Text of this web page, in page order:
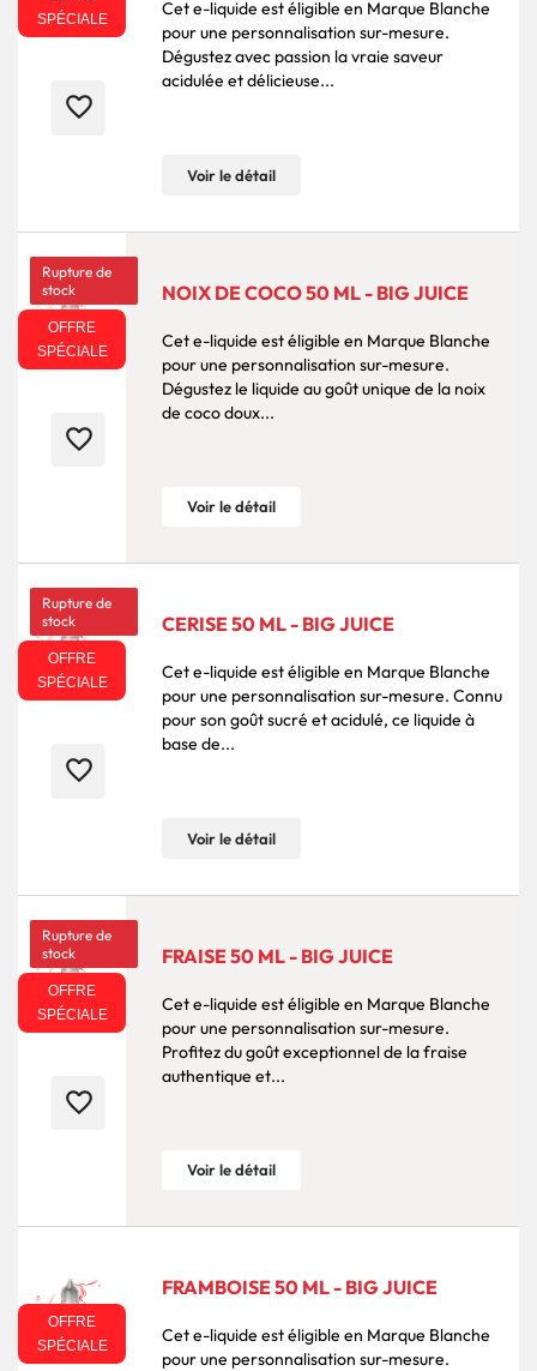
SPÉCIALE
favorite_border
Cet e-liquide est éligible en Marque Blanche
pour une personnalisation sur-mesure.
Dégustez avec passion la vraie saveur
acidulée et délicieuse...
Voir le détail
OFFRE
SPÉCIALE
Rupture de
stock
favorite_border
NOIX DE COCO 50 ML - BIG JUICE
Cet e-liquide est éligible en Marque Blanche
pour une personnalisation sur-mesure.
Dégustez le liquide au goût unique de la noix
de coco doux...
Voir le détail
OFFRE
SPÉCIALE
Rupture de
stock
favorite_border
CERISE 50 ML - BIG JUICE
Cet e-liquide est éligible en Marque Blanche
pour une personnalisation sur-mesure. Connu
pour son goût sucré et acidulé, ce liquide à
base de...
Voir le détail
OFFRE
SPÉCIALE
Rupture de
stock
favorite_border
FRAISE 50 ML - BIG JUICE
Cet e-liquide est éligible en Marque Blanche
pour une personnalisation sur-mesure.
Profitez du goût exceptionnel de la fraise
authentique et...
Voir le détail
OFFRE
SPÉCIALE
FRAMBOISE 50 ML - BIG JUICE
Cet e-liquide est éligible en Marque Blanche
pour une personnalisation sur-mesure.